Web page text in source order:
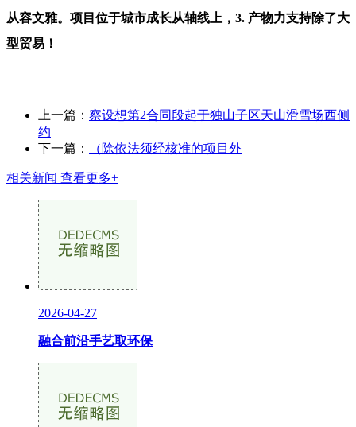
从容文雅。项目位于城市成长从轴线上，3. 产物力支持除了大
型贸易！
上一篇： 察设想第2合同段起于独山子区天山滑雪场西侧
约
下一篇：
（除依法须经核准的项目外
相关新闻 查看更多+
2026-04-27
融合前沿手艺取环保